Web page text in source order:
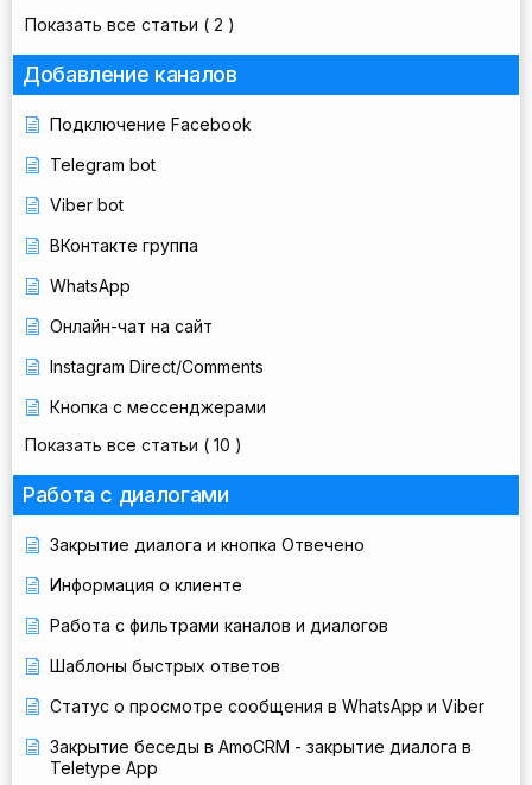
Показать все статьи ( 2 )
Добавление каналов
Подключение Facebook
Telegram bot
Viber bot
ВКонтакте группа
WhatsApp
Онлайн-чат на сайт
Instagram Direct/Comments
Кнопка с мессенджерами
Показать все статьи ( 10 )
Работа с диалогами
Закрытие диалога и кнопка Отвечено
Информация о клиенте
Работа с фильтрами каналов и диалогов
Шаблоны быстрых ответов
Статус о просмотре сообщения в WhatsApp и Viber
Закрытие беседы в AmoCRM - закрытие диалога в
Teletype App